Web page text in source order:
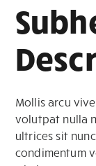
Mollis arcu
volutpat nulla
ultrices sit
condimentum